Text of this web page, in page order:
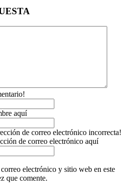
aquí
de correo electrónico incorrecta!
de correo electrónico aquí
electrónico y sitio web en este
que comente.